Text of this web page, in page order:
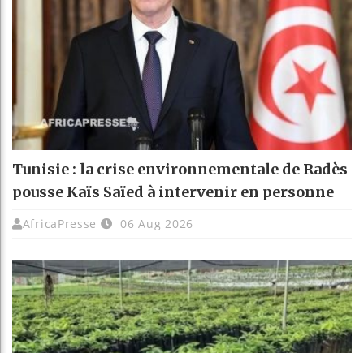
Tunisie : la crise environnementale de Radès
pousse Kaïs Saïed à intervenir en personne
AfricaPresse 06 Aug 2026